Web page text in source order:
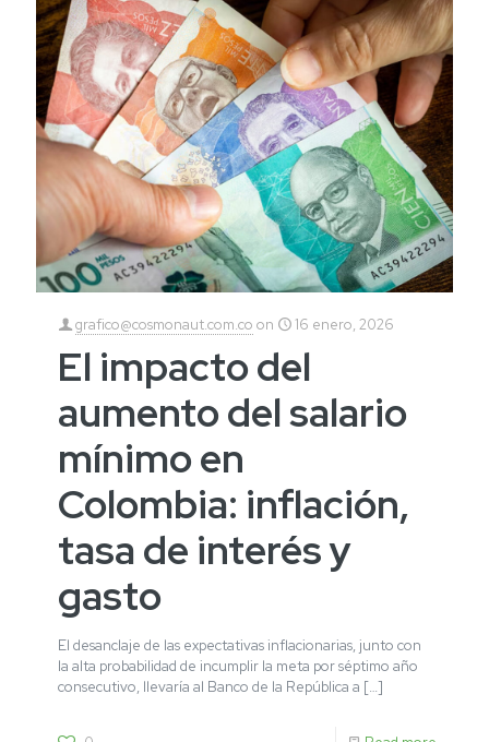
grafico@cosmonaut.com.co on 16 enero, 2026
El impacto del
aumento del salario
mínimo en
Colombia: inflación,
tasa de interés y
gasto
El desanclaje de las expectativas inflacionarias, junto con
la alta probabilidad de incumplir la meta por séptimo año
consecutivo, llevaría al Banco de la República a […]